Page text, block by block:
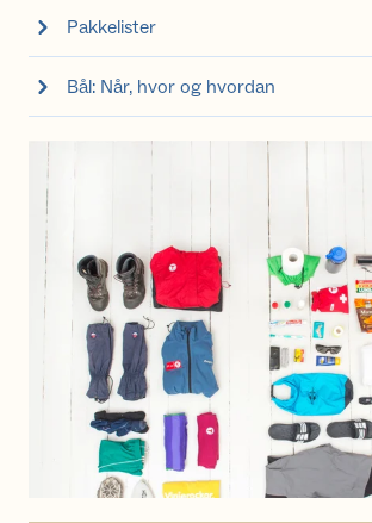
Pakkelister
Bål: Når, hvor og hvordan